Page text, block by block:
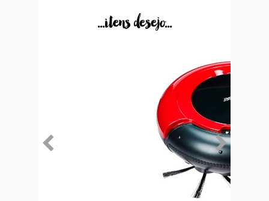
...itens desejo...